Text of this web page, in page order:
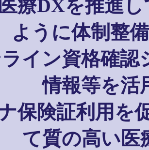
療DXを推進
ように体制整
イン資格確認
情報等を活
保険証利用を
て質の高い医